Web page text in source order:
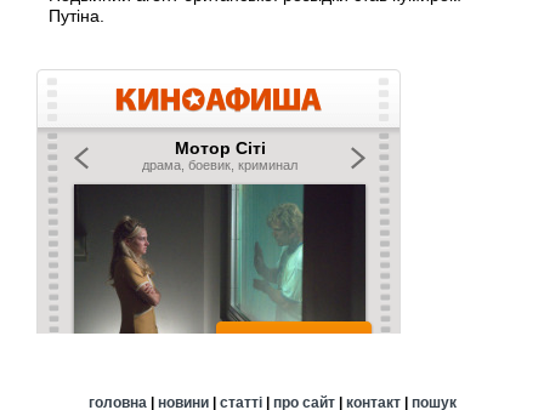
Путіна.
головна| новини| статті| про сайт| контакт| пошук